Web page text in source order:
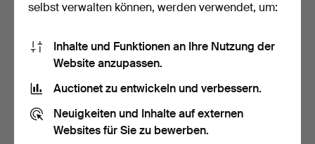
21 Gebote
42 Gebote
selbst verwalten können, werden verwendet, um:
Inhalte und Funktionen an Ihre Nutzung der
Website anzupassen.
Auctionet zu entwickeln und verbessern.
Neuigkeiten und Inhalte auf externen
Websites für Sie zu bewerben.